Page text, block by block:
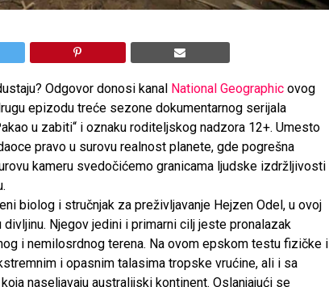
Odgovor donosi kanal National Geographic ovog
epizodu treće sezone dokumentarnog serijala
u zabiti“ i oznaku roditeljskog nadzora 12+. Umesto
pravo u surovu realnost planete, gde pogrešna
kameru svedočićemo granicama ljudske izdržljivosti
biolog i stručnjak za preživljavanje Hejzen Odel, u ovoj
Njegov jedini i primarni cilj jeste pronalazak
i nemilosrdnog terena. Na ovom epskom testu fizičke i
i opasnim talasima tropske vrućine, ali i sa
naseljavaju australijski kontinent. Oslanjajući se